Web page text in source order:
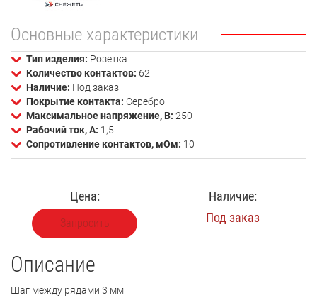
Основные характеристики
Тип изделия: Розетка
Количество контактов: 62
Наличие: Под заказ
Покрытие контакта: Серебро
Максимальное напряжение, В: 250
Рабочий ток, А: 1,5
Сопротивление контактов, мОм: 10
Цена:
Запросить
Наличие:
Под заказ
Описание
Шаг между рядами 3 мм